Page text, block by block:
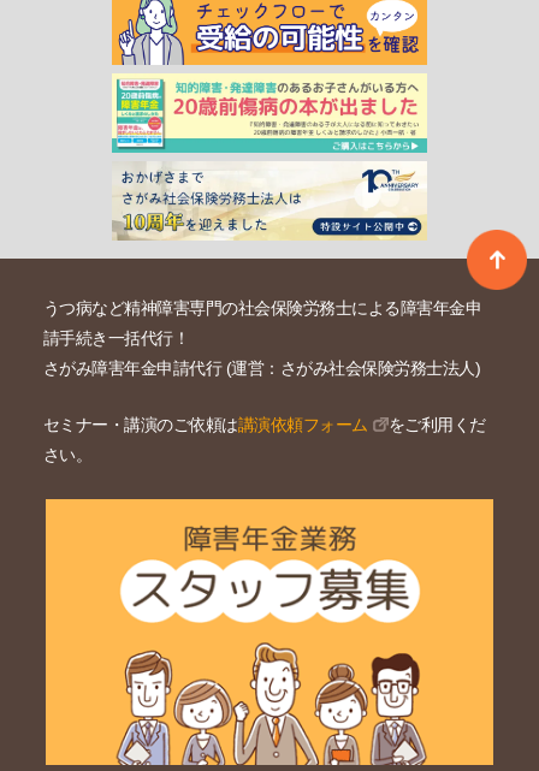
うつ病など精神障害専門の社会保険労務士による障害年金申
請手続き一括代行！
さがみ障害年金申請代行 (運営：さがみ社会保険労務士法人)
セミナー・講演のご依頼は講演依頼フォーム
をご利用くだ
さい。